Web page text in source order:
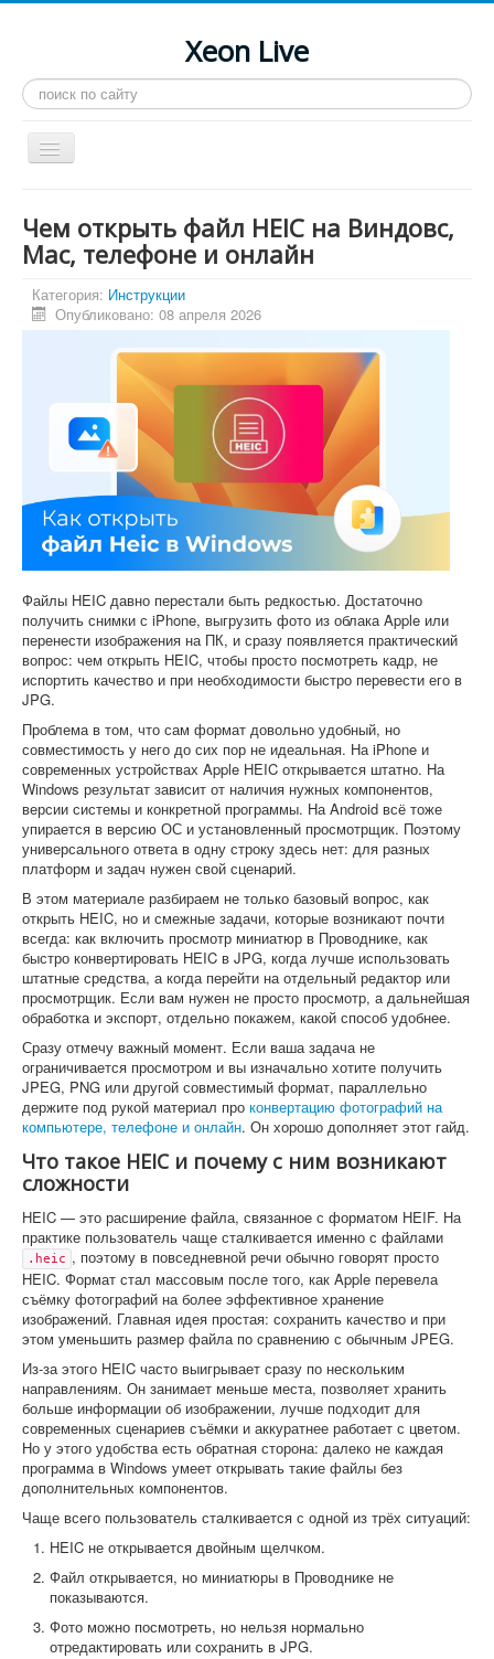
Xeon Live
Искать...
Toggle
Navigation
LGA 2011-3
Процессоры
Инструкции
Конференция
Системные программы
Софт
Чем открыть файл HEIC на Виндовс,
Mac, телефоне и онлайн
Категория: Инструкции
Опубликовано: 08 апреля 2026
Файлы HEIC давно перестали быть редкостью. Достаточно
получить снимки с iPhone, выгрузить фото из облака Apple или
перенести изображения на ПК, и сразу появляется практический
вопрос: чем открыть HEIC, чтобы просто посмотреть кадр, не
испортить качество и при необходимости быстро перевести его в
JPG.
Проблема в том, что сам формат довольно удобный, но
совместимость у него до сих пор не идеальная. На iPhone и
современных устройствах Apple HEIC открывается штатно. На
Windows результат зависит от наличия нужных компонентов,
версии системы и конкретной программы. На Android всё тоже
упирается в версию ОС и установленный просмотрщик. Поэтому
универсального ответа в одну строку здесь нет: для разных
платформ и задач нужен свой сценарий.
В этом материале разбираем не только базовый вопрос, как
открыть HEIC, но и смежные задачи, которые возникают почти
всегда: как включить просмотр миниатюр в Проводнике, как
быстро конвертировать HEIC в JPG, когда лучше использовать
штатные средства, а когда перейти на отдельный редактор или
просмотрщик. Если вам нужен не просто просмотр, а дальнейшая
обработка и экспорт, отдельно покажем, какой способ удобнее.
Сразу отмечу важный момент. Если ваша задача не
ограничивается просмотром и вы изначально хотите получить
JPEG, PNG или другой совместимый формат, параллельно
держите под рукой материал про конвертацию фотографий на
компьютере, телефоне и онлайн. Он хорошо дополняет этот гайд.
Что такое HEIC и почему с ним возникают
сложности
HEIC — это расширение файла, связанное с форматом HEIF. На
практике пользователь чаще сталкивается именно с файлами
.heic , поэтому в повседневной речи обычно говорят просто
HEIC. Формат стал массовым после того, как Apple перевела
съёмку фотографий на более эффективное хранение
изображений. Главная идея простая: сохранить качество и при
этом уменьшить размер файла по сравнению с обычным JPEG.
Из-за этого HEIC часто выигрывает сразу по нескольким
направлениям. Он занимает меньше места, позволяет хранить
больше информации об изображении, лучше подходит для
современных сценариев съёмки и аккуратнее работает с цветом.
Но у этого удобства есть обратная сторона: далеко не каждая
программа в Windows умеет открывать такие файлы без
дополнительных компонентов.
Чаще всего пользователь сталкивается с одной из трёх ситуаций:
HEIC не открывается двойным щелчком.
Файл открывается, но миниатюры в Проводнике не
показываются.
Фото можно посмотреть, но нельзя нормально
отредактировать или сохранить в JPG.